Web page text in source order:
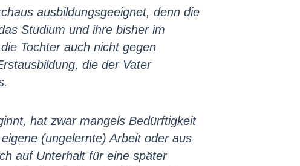
ausbildungsgeeignet, denn die
Studium und ihre bisher im
Tochter auch nicht gegen
die der Vater
hat zwar mangels Bedürftigkeit
(ungelernte) Arbeit oder aus
auf Unterhalt für eine später